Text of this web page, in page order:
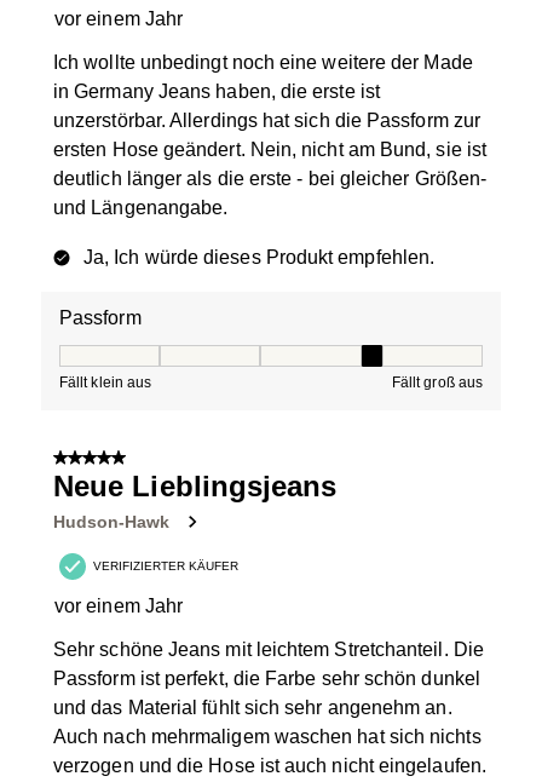
vor einem Jahr
Ich wollte unbedingt noch eine weitere der Made
in Germany Jeans haben, die erste ist
unzerstörbar. Allerdings hat sich die Passform zur
ersten Hose geändert. Nein, nicht am Bund, sie ist
deutlich länger als die erste - bei gleicher Größen-
und Längenangabe.
Ja, Ich würde dieses Produkt empfehlen.
Passform
Fällt klein aus Fällt groß aus
5 von 5 Sternen.
Neue Lieblingsjeans
Hudson-Hawk
VERIFIZIERTER KÄUFER
vor einem Jahr
Sehr schöne Jeans mit leichtem Stretchanteil. Die
Passform ist perfekt, die Farbe sehr schön dunkel
und das Material fühlt sich sehr angenehm an.
Auch nach mehrmaligem waschen hat sich nichts
verzogen und die Hose ist auch nicht eingelaufen.